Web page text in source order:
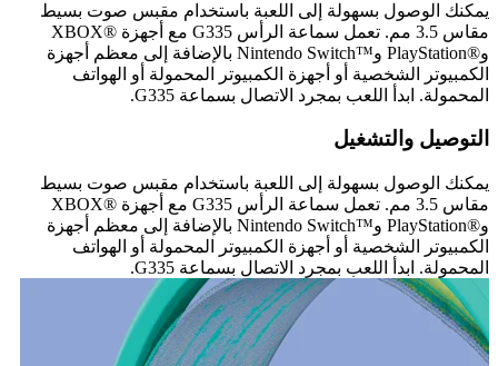
يمكنك الوصول بسهولة إلى اللعبة باستخدام مقبس صوت بسيط
مقاس 3.5 مم. تعمل سماعة الرأس G335 مع أجهزة XBOX®‎
وPlayStation®‎ وNintendo Switch™‎ بالإضافة إلى معظم أجهزة
الكمبيوتر الشخصية أو أجهزة الكمبيوتر المحمولة أو الهواتف
المحمولة. ابدأ اللعب بمجرد الاتصال بسماعة G335.
التوصيل والتشغيل
يمكنك الوصول بسهولة إلى اللعبة باستخدام مقبس صوت بسيط
مقاس 3.5 مم. تعمل سماعة الرأس G335 مع أجهزة XBOX®‎
وPlayStation®‎ وNintendo Switch™‎ بالإضافة إلى معظم أجهزة
الكمبيوتر الشخصية أو أجهزة الكمبيوتر المحمولة أو الهواتف
المحمولة. ابدأ اللعب بمجرد الاتصال بسماعة G335.